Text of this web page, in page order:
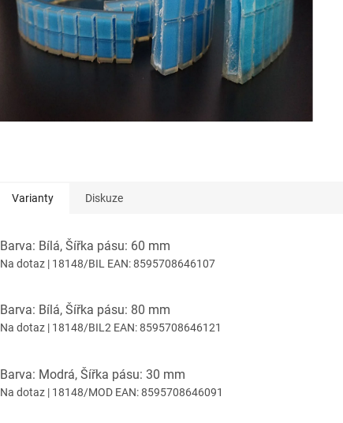
Varianty Diskuze
Barva: Bílá, Šířka pásu: 60 mm
Na dotaz | 18148/BIL EAN:8595708646107
Barva: Bílá, Šířka pásu: 80 mm
Na dotaz | 18148/BIL2 EAN:8595708646121
Barva: Modrá, Šířka pásu: 30 mm
Na dotaz | 18148/MOD EAN:8595708646091